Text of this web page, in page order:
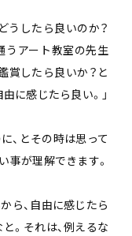
うしたら良いのか？
うアート教室の先生
賞したら良いか？と
に感じたら良い。」
、とその時は思って
事が理解できます。
ら、自由に感じたら
。それは、例えるな